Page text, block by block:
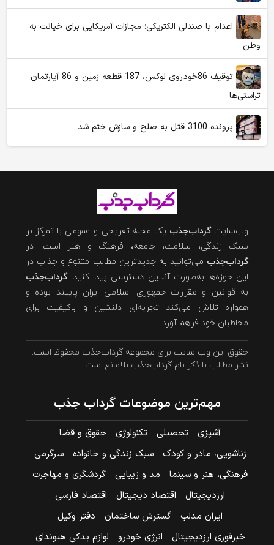
اعدام با صندلی الکتریکی؛ مجازات آمریکایی برای خیانت به
وطن
توقیف 86خودروی لوکس، 187 قطعه زمین و 86 آپارتمان
تراستی‌ها
پرونده 3100 قتل به صلح و سازش ختم شد
وب‌سایتگرداب‌جذب یک مجله تفریحی و عمومی با تمرکز بر
سبک زندگی، سلامت، جامعه، فرهنگ و هنر است. در
گرداب‌جذب می‌توانید به جدیدترین مطالب متنوع و جذاب در
این حوزه‌ها به‌صورت آنلاین دسترسی پیدا کنید.گرداب‌جذب
به قوانین و مقررات جمهوری اسلامی ایران پایبند بوده و
همواره تلاش می‌کند تجربه‌ای دلنشین و باکیفیت برای
مخاطبان خود فراهم آورد.
حقوق این وب سایت برای مجموعه گرداب‌جذب محفوظ است.
نشر مطالب با ذکر نام گرداب‌جذب بلامانع است.
مهم‌ترین موضوعات گرداب جذب
آشپزی تحصیلی تکنولوژی
حقوق و قضا
زناشویی، مادر و کودک
سبک زندگی و خانواده
سرگرمی
فرهنگی، هنر و سینما
مد و زیبایی
گردشگری و مهاجرت
ارزدیجیتال
اقتصاد دیجیتال
اقتصاد فارسی
ایران مدلب
گسترش ساختمان
دفتر وکیل
خبرفوری ارزدیجیتال
انرژی خودرو لوازم یدکی هیوندای